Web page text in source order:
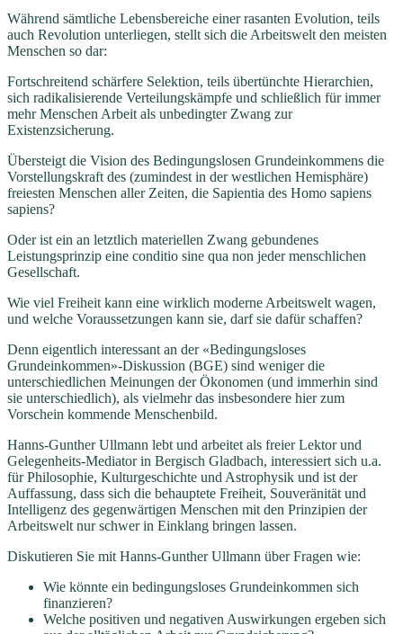
Während sämtliche Lebensbereiche einer rasanten Evolution, teils
auch Revolution unterliegen, stellt sich die Arbeitswelt den meisten
Menschen so dar:
Fortschreitend schärfere Selektion, teils übertünchte Hierarchien,
sich radikalisierende Verteilungskämpfe und schließlich für immer
mehr Menschen Arbeit als unbedingter Zwang zur
Existenzsicherung.
Übersteigt die Vision des Bedingungslosen Grundeinkommens die
Vorstellungskraft des (zumindest in der westlichen Hemisphäre)
freiesten Menschen aller Zeiten, die Sapientia des Homo sapiens
sapiens?
Oder ist ein an letztlich materiellen Zwang gebundenes
Leistungsprinzip eine conditio sine qua non jeder menschlichen
Gesellschaft.
Wie viel Freiheit kann eine wirklich moderne Arbeitswelt wagen,
und welche Voraussetzungen kann sie, darf sie dafür schaffen?
Denn eigentlich interessant an der «Bedingungsloses
Grundeinkommen»-Diskussion (BGE) sind weniger die
unterschiedlichen Meinungen der Ökonomen (und immerhin sind
sie unterschiedlich), als vielmehr das insbesondere hier zum
Vorschein kommende Menschenbild.
Hanns-Gunther Ullmann lebt und arbeitet als freier Lektor und
Gelegenheits-Mediator in Bergisch Gladbach, interessiert sich u.a.
für Philosophie, Kulturgeschichte und Astrophysik und ist der
Auffassung, dass sich die behauptete Freiheit, Souveränität und
Intelligenz des gegenwärtigen Menschen mit den Prinzipien der
Arbeitswelt nur schwer in Einklang bringen lassen.
Diskutieren Sie mit Hanns-Gunther Ullmann über Fragen wie:
Wie könnte ein bedingungsloses Grundeinkommen sich
finanzieren?
Welche positiven und negativen Auswirkungen ergeben sich